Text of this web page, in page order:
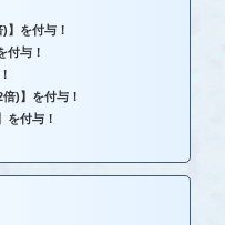
】を付与！
付与！
)】を付与！
を付与！